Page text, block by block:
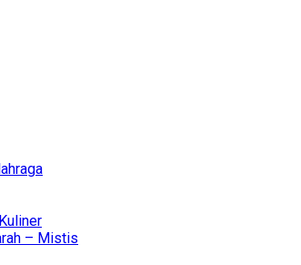
– Mistis